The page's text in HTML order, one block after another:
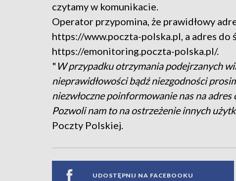
czytamy w komunikacie.
Operator przypomina, że prawidłowy
https://www.poczta-polska.pl, a adres do
https://emonitoring.poczta-polska.pl/.
" W przypadku otrzymania podejrzanych
nieprawidłowości bądź niezgodności
niezwłoczne poinformowanie nas na
Pozwoli nam to na ostrzeżenie innych
Poczty Polskiej.
UDOSTĘPNIJ NA FACEBOOKU